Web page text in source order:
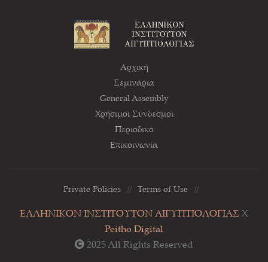
Αρχική
Σεμινάρια
General Assembly
Χρήσιμοι Σύνδεσμοι
Περιοδικό
Επικοινωνία
Private Policies // Terms of Use //
ΕΛΛΗΝΙΚΟΝ ΙΝΣΤΙΤΟΥΤΟΝ ΑΙΓΥΠΤΙΟΛΟΓΙΑΣ Χ
Peitho Digital
2025 All Rights Reserved